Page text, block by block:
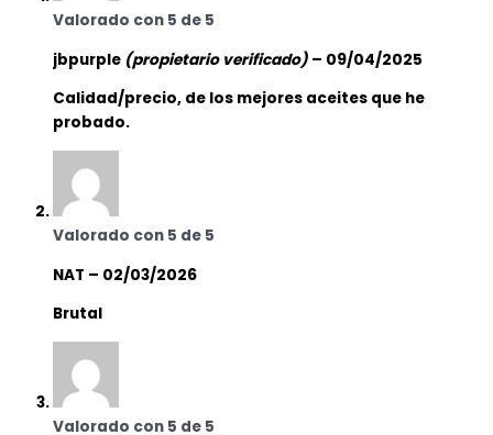
Valorado con 5 de 5
jbpurple (propietario verificado) – 09/04/2025
Calidad/precio, de los mejores aceites que he
probado.
Valorado con 5 de 5
NAT – 02/03/2026
Brutal
Valorado con 5 de 5